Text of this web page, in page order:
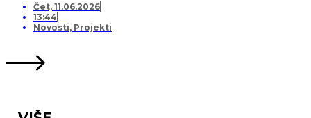
Čet, 11.06.2026
13:44
Novosti, Projekti